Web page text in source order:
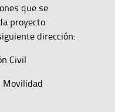
que se
proyecto
dirección:
Civil
Movilidad